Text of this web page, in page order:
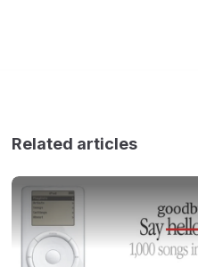
Related articles